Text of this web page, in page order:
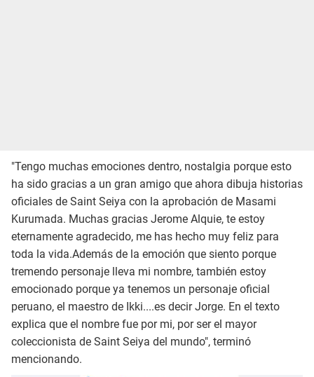
"Tengo muchas emociones dentro, nostalgia porque esto
ha sido gracias a un gran amigo que ahora dibuja historias
oficiales de Saint Seiya con la aprobación de Masami
Kurumada. Muchas gracias Jerome Alquie, te estoy
eternamente agradecido, me has hecho muy feliz para
toda la vida.Además de la emoción que siento porque
tremendo personaje lleva mi nombre, también estoy
emocionado porque ya tenemos un personaje oficial
peruano, el maestro de Ikki....es decir Jorge. En el texto
explica que el nombre fue por mi, por ser el mayor
coleccionista de Saint Seiya del mundo", terminó
mencionando.